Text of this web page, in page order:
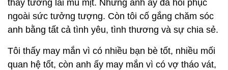
thấy tương lai mù mịt. Nhưng anh ấy đã hồi phục
ngoài sức tưởng tượng. Còn tôi cố gắng chăm sóc
anh bằng tất cả tình yêu, tình thương và sự chia sẻ.
Tôi thấy may mắn vì có nhiều bạn bè tốt, nhiều mối
quan hệ tốt, còn anh ấy may mắn vì có vợ tháo vát,